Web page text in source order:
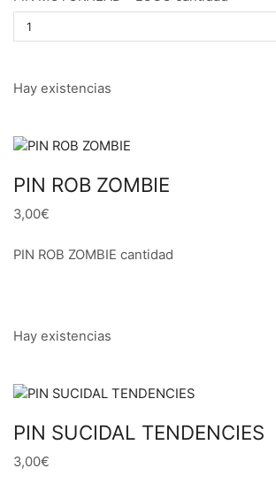
Hay existencias
PIN ROB ZOMBIE
3,00€
PIN ROB ZOMBIE cantidad
Hay existencias
PIN SUCIDAL TENDENCIES
3,00€